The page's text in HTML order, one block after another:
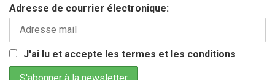
Adresse de courrier électronique:
J'ai lu et accepte les termes et les conditions